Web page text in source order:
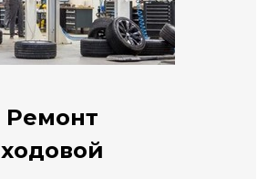
Ремонт
ходовой